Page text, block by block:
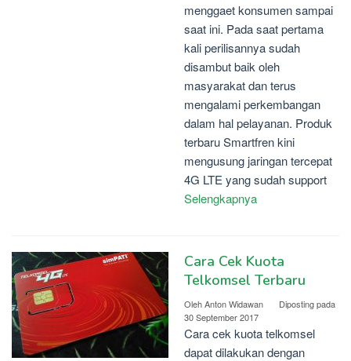
menggaet konsumen sampai
saat ini. Pada saat pertama
kali perilisannya sudah
disambut baik oleh
masyarakat dan terus
mengalami perkembangan
dalam hal pelayanan. Produk
terbaru Smartfren kini
mengusung jaringan tercepat
4G LTE yang sudah support
Selengkapnya
Cara Cek Kuota
Telkomsel Terbaru
OlehAnton Widawan
Diposting pada
30 September 2017
Cara cek kuota telkomsel
dapat dilakukan dengan